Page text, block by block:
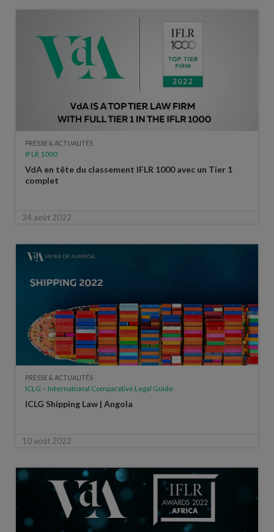
PRESSE & ACTUALITÉS
IFLR 1000
VdA en tête du classement IFLR 1000 avec un Tier 1
complet
24 août 2022
PRESSE & ACTUALITÉS
ICLG – International Comparative Legal Guide
ICLG Shipping Law | Angola
10 août 2022